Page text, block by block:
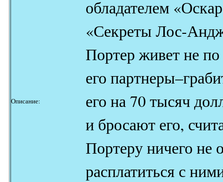
Описание:
обладателем
«Секреты Лос-
Портер живет не по
его
его на 70 тысяч
и бросают его,
Портеру ничего не
расплатиться с